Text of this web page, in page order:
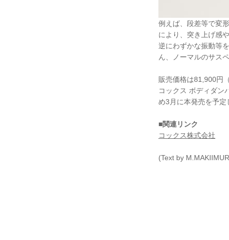
例えば、段差等で変
により、突き上げ感
逆にわずかな振動等
ん、ノーマルのサス
販売価格は81,900円
コックス ボディダン
め3月に本発売を予定
■関連リンク
コックス株式会社
(Text by